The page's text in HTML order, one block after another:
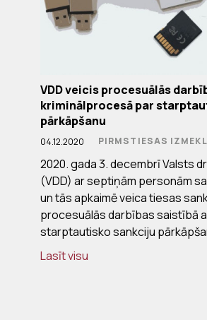
VDD veicis procesuālās
kriminālprocesā par
pārkāpšanu
04.12.2020 PIRMSTIESAS
2020. gada 3. decembrī Valsts
(VDD) ar septiņām personām
un tās apkaimē veica tiesas
procesuālās darbības saistībā
starptautisko sankciju
Lasīt visu